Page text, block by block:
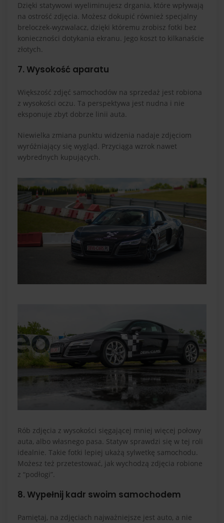
Dzięki statywowi wyeliminujesz drgania, które wpływają
na ostrość zdjęcia. Możesz dokupić również specjalny
breloczek-wyzwalacz, dzięki któremu zrobisz fotki bez
konieczności dotykania ekranu. Jego koszt to kilkanaście
złotych.
7. Wysokość aparatu
Większość zdjęć samochodów na sprzedaż jest robiona
z wysokości oczu. Ta perspektywa jest nudna i nie
eksponuje zbyt dobrze linii auta.
Niewielka zmiana punktu widzenia nadaje zdjęciom
wyróżniający się wygląd. Przyciąga wzrok nawet
wybrednych kupujących.
Rób zdjęcia z wysokości sięgającej mniej więcej połowy
auta, albo własnego pasa. Statyw sprawdzi się w tej roli
idealnie. Takie fotki lepiej ukażą sylwetkę samochodu.
Możesz też przetestować, jak wychodzą zdjęcia robione
z “podłogi”.
8. Wypełnij kadr swoim samochodem
Pamiętaj, na zdjęciach najważniejsze jest auto, a nie